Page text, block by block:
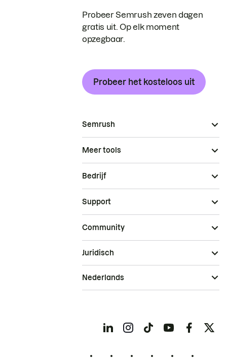
Probeer Semrush zeven dagen
gratis uit. Op elk moment
opzegbaar.
Probeer het kosteloos uit
Semrush
Meer tools
Bedrijf
Support
Community
Juridisch
Nederlands